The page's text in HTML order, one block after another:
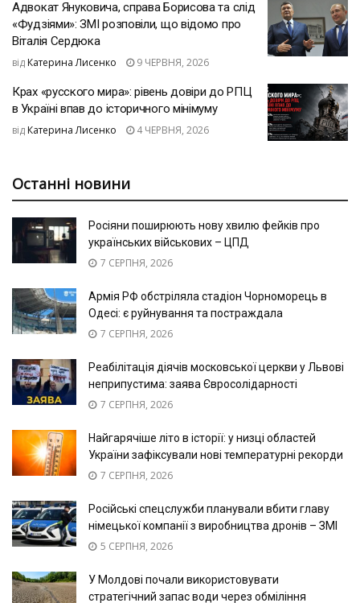
Адвокат Януковича, справа Борисова та слід
«Фудзіями»: ЗМІ розповіли, що відомо про
Віталія Сердюка
від Катерина Лисенко 9 ЧЕРВНЯ, 2026
Крах «русского мира»: рівень довіри до РПЦ
в Україні впав до історичного мінімуму
від Катерина Лисенко 4 ЧЕРВНЯ, 2026
Останні новини
Росіяни поширюють нову хвилю фейків про
українських військових – ЦПД
7 СЕРПНЯ, 2026
Армія РФ обстріляла стадіон Чорноморець в
Одесі: є руйнування та постраждала
7 СЕРПНЯ, 2026
Реабілітація діячів московської церкви у Львові
неприпустима: заява Євросолідарності
7 СЕРПНЯ, 2026
Найгарячіше літо в історії: у низці областей
України зафіксували нові температурні рекорди
7 СЕРПНЯ, 2026
Російські спецслужби планували вбити главу
німецької компанії з виробництва дронів – ЗМІ
5 СЕРПНЯ, 2026
У Молдові почали використовувати
стратегічний запас води через обміління